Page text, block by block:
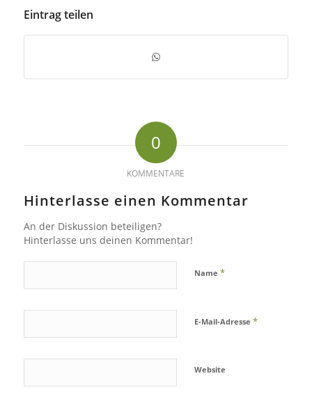
Eintrag teilen
0
KOMMENTARE
Hinterlasse einen Kommentar
An der Diskussion beteiligen?
Hinterlasse uns deinen Kommentar!
Name *
E-Mail-Adresse *
Website